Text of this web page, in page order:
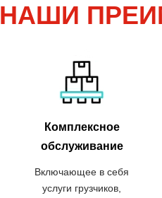
НАШИ
Комплексное
обслуживание
Включающее в себя
услуги грузчиков,